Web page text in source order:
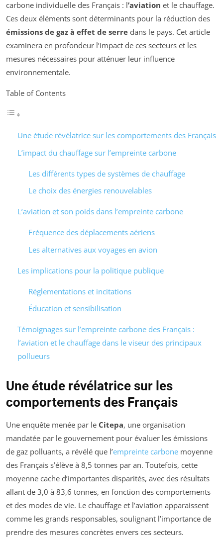
carbone individuelle des Français : l’aviation et le chauffage.
Ces deux éléments sont déterminants pour la réduction des
émissions de gaz à effet de serre dans le pays. Cet article
examinera en profondeur l’impact de ces secteurs et les
mesures nécessaires pour atténuer leur influence
environnementale.
Table of Contents
Une étude révélatrice sur les comportements des Français
L’impact du chauffage sur l’empreinte carbone
Les différents types de systèmes de chauffage
Le choix des énergies renouvelables
L’aviation et son poids dans l’empreinte carbone
Fréquence des déplacements aériens
Les alternatives aux voyages en avion
Les implications pour la politique publique
Réglementations et incitations
Éducation et sensibilisation
Témoignages sur l’empreinte carbone des Français :
l’aviation et le chauffage dans le viseur des principaux
pollueurs
Une étude révélatrice sur les
comportements des Français
Une enquête menée par le Citepa, une organisation
mandatée par le gouvernement pour évaluer les émissions
de gaz polluants, a révélé que l’empreinte carbone moyenne
des Français s’élève à 8,5 tonnes par an. Toutefois, cette
moyenne cache d’importantes disparités, avec des résultats
allant de 3,0 à 83,6 tonnes, en fonction des comportements
et des modes de vie. Le chauffage et l’aviation apparaissent
comme les grands responsables, soulignant l’importance de
prendre des mesures concrètes envers ces secteurs.